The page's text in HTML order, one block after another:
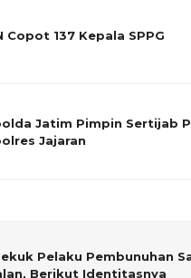
Copot 137 Kepala SPPG
Jatim Pimpin Sertijab
Jajaran
Pelaku Pembunuhan
Berikut Identitasnya